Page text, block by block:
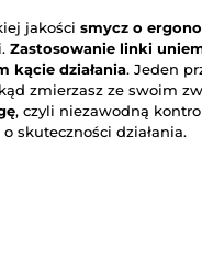
jakości smycz o
Zastosowanie linki
kącie działania. Jeden
zmierzasz ze swoim
, czyli niezawodną
skuteczności działania.